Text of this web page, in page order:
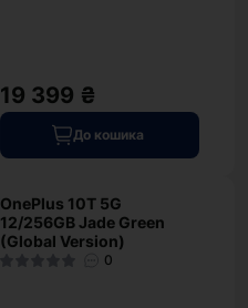
19 399 ₴
До кошика
OnePlus 10T 5G
12/256GB Jade Green
(Global Version)
0